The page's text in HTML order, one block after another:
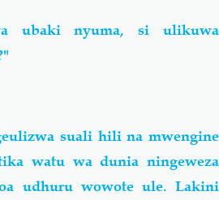
ubaki nyuma, si ulikuwa
suali hili na mwengine
watu wa dunia ningeweza
udhuru wowote ule. Lakini